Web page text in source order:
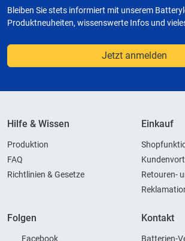
Bleiben Sie stets informiert mit unserem
Produktneuheiten, wissenswerte Infos und
Jetzt anmelden
Hilfe & Wissen
Produktion
FAQ
Richtlinien & Gesetze
Einkauf
Retouren-
Folgen
Facebook
Kontakt
Batterien-